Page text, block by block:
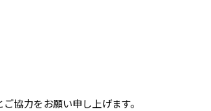
協力をお願い申し上げます。